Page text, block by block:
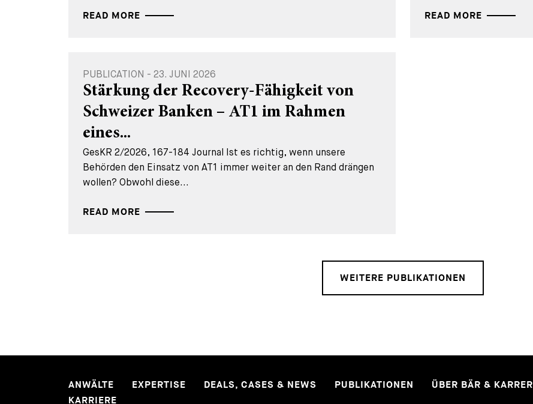
READ MORE READ MORE
PUBLICATION - 23. JUNI 2026
Stärkung der Recovery-Fähigkeit von
Schweizer Banken – AT1 im Rahmen
eines...
GesKR 2/2026, 167-184 Journal Ist es richtig, wenn unsere
Behörden den Einsatz von AT1 immer weiter an den Rand drängen
wollen? Obwohl diese...
READ MORE
WEITERE PUBLIKATIONEN
ANWÄLTE EXPERTISE DEALS, CASES & NEWS PUBLIKATIONEN
ÜBER BÄR & KARRER
KARRIERE